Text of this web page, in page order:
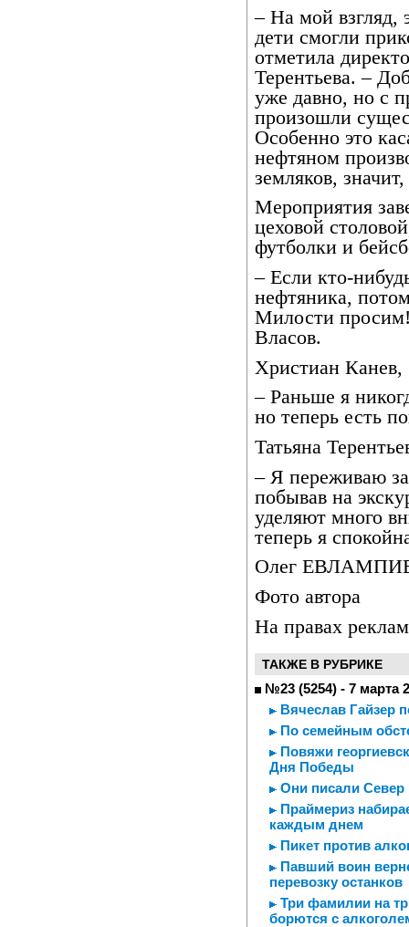
– На мой взгляд,
дети смогли
отметила
Терентьева. –
уже давно, но с
произошли
Особенно это
нефтяном
земляков,
Мероприятия
цеховой
футболки и
– Если кто-
нефтяника,
Милости
Власов.
Христиан Канев,
– Раньше я
но теперь есть
Татьяна
– Я переживаю
побывав на
уделяют много
теперь я
Олег
Фото автора
На правах
ТАКЖЕ В РУБРИКЕ
№23 (5254) - 7 марта
Вячеслав Гайзер
По семейным
Повяжи
Дня Победы
Они писали Север
Праймериз
каждым днем
Пикет против
Павший воин
перевозку останков
Три фамилии на
борются с